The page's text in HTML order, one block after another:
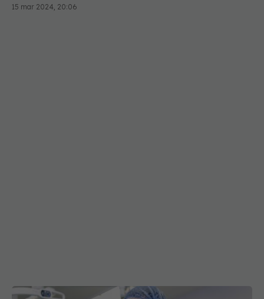
15 mar 2024, 20:06